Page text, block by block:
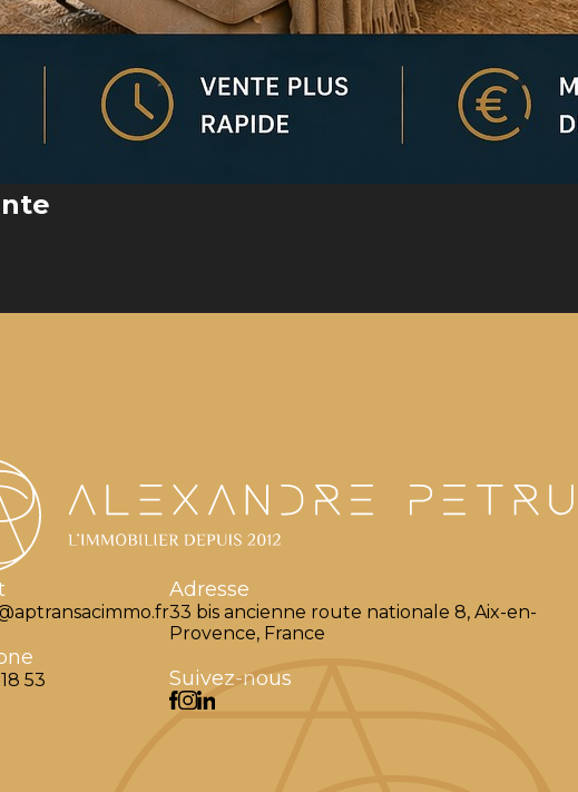
53
Adresse
33 bis ancienne route nationale 8, Aix-en-
Provence, France
Suivez-nous